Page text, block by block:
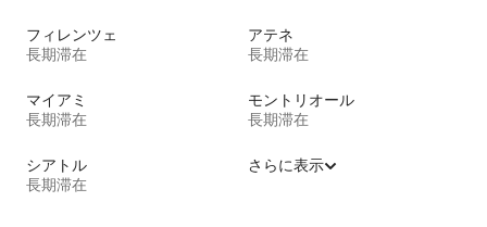
フィレンツェ
長期滞在
アテネ
長期滞在
マイアミ
長期滞在
モントリオール
長期滞在
シアトル
長期滞在
さらに表示